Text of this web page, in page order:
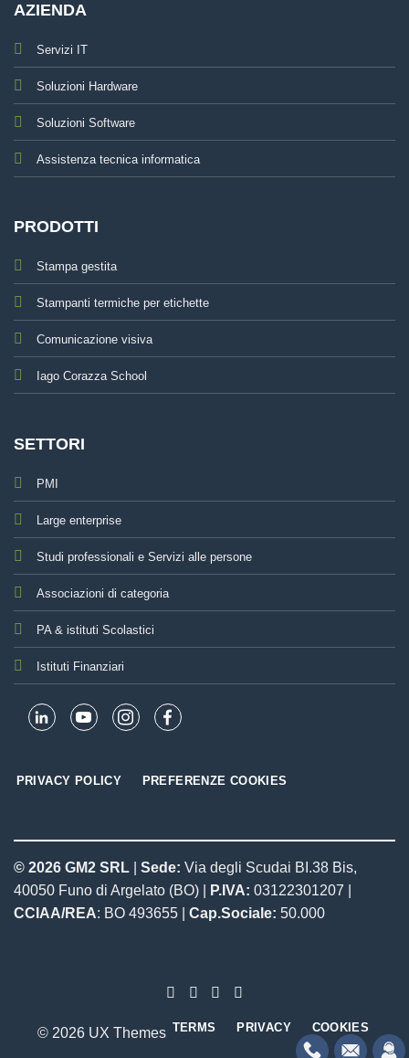
AZIENDA
Servizi IT
Soluzioni Hardware
Soluzioni Software
Assistenza tecnica informatica
PRODOTTI
Stampa gestita
Stampanti termiche per etichette
Comunicazione visiva
Iago Corazza School
SETTORI
PMI
Large enterprise
Studi professionali e Servizi alle persone
Associazioni di categoria
PA & istituti Scolastici
Istituti Finanziari
PRIVACY POLICY PREFERENZE COOKIES
© 2026 GM2 SRL Sede: Via degli Scudai BI.38 Bis,
40050 Funo di Argelato (BO) |
P.IVA: 03122301207 |
CCIAA/REA: BO 493655 | Cap.Sociale: 50.000
© 2026 UX Themes TERMS PRIVACY COOKIES